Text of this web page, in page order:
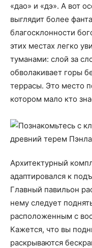
«дао» и «дэ». А вот
выглядит более
благосклонности
этих местах легко
туманами: слой за
обволакивает горы
террасы. Это место
котором мало кто
Архитектурный
адаптировался к
Главный павильон
нему следует
расположенным с
Кажется, что вы
раскрываются